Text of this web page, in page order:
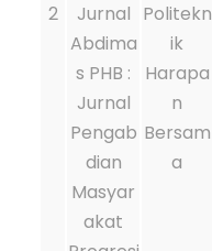
2
Jurnal
Abdima
s PHB :
Jurnal
Pengab
dian
Masyar
akat
Politekn
ik
Harapa
n
Bersam
a